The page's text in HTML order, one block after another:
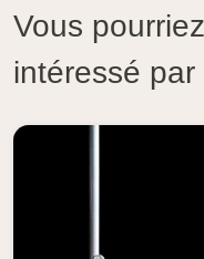
Vous
intéressé par